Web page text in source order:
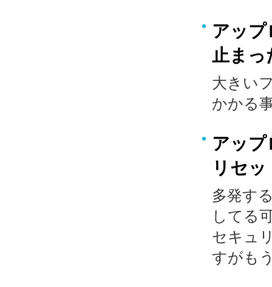
アップ
止まっ
大きい
かかる
アッ
リセ
多発す
してる
セキュ
すがも